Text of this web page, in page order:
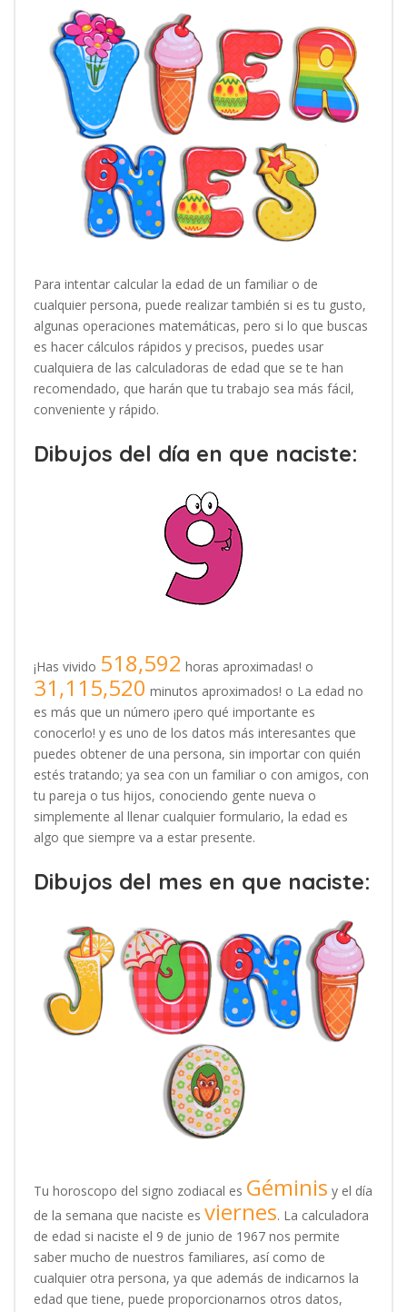
Para intentar calcular la edad de un familiar o de
cualquier persona, puede realizar también si es tu gusto,
algunas operaciones matemáticas, pero si lo que buscas
es hacer cálculos rápidos y precisos, puedes usar
cualquiera de las calculadoras de edad que se te han
recomendado, que harán que tu trabajo sea más fácil,
conveniente y rápido.
Dibujos del día en que naciste:
¡Has vivido 518,592 horas aproximadas! o
31,115,520 minutos aproximados! o La edad no
es más que un número ¡pero qué importante es
conocerlo! y es uno de los datos más interesantes que
puedes obtener de una persona, sin importar con quién
estés tratando; ya sea con un familiar o con amigos, con
tu pareja o tus hijos, conociendo gente nueva o
simplemente al llenar cualquier formulario, la edad es
algo que siempre va a estar presente.
Dibujos del mes en que naciste:
Tu horoscopo del signo zodiacal es Géminis y el día
de la semana que naciste es viernes. La calculadora
de edad si naciste el 9 de junio de 1967 nos permite
saber mucho de nuestros familiares, así como de
cualquier otra persona, ya que además de indicarnos la
edad que tiene, puede proporcionarnos otros datos,